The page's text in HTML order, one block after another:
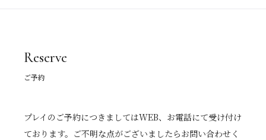
Reserve
ご予約
プレイのご予約につきましてはWEB、お電話にて受け付け
ております。ご不明な点がございましたらお問い合わせく